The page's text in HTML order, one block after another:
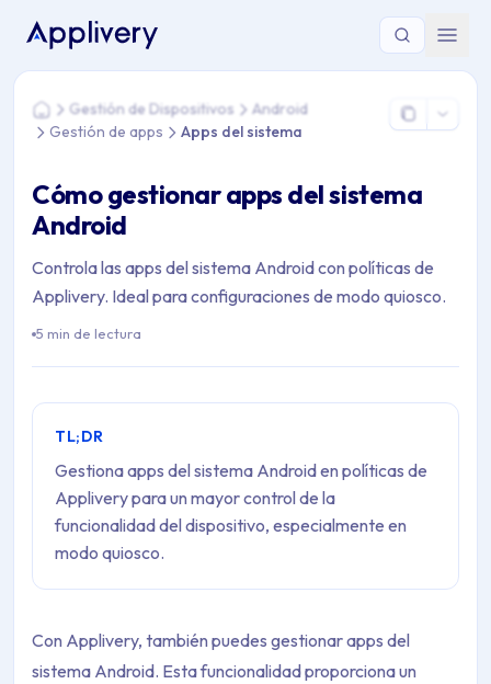
Estás aquí: Home > Gestión de Dispositivos > Android >
HomeGestión de Dispositivos
Android
Gestión de apps
Apps del sistema
Cómo gestionar apps del sistema
Android
Controla las apps del sistema Android con políticas de
Applivery. Ideal para configuraciones de modo quiosco.
5 min de lectura
TL;DR
Gestiona apps del sistema Android en políticas de
Applivery para un mayor control de la
funcionalidad del dispositivo, especialmente en
modo quiosco.
Con Applivery, también puedes gestionar apps del
sistema Android. Esta funcionalidad proporciona un